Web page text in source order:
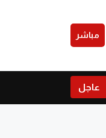
مباشر
عاجل